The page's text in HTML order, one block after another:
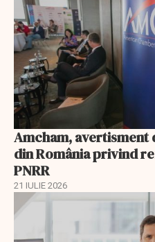
Amcham,
din România privind
PNRR
21 IULIE 2026